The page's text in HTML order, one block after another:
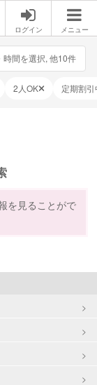
ログイン メニュー
時間を選択, 他10件
2人OK 定期割引
を見ることがで